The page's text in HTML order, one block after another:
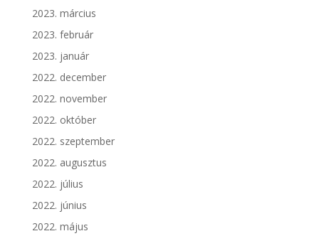
2023. március
2023. február
2023. január
2022. december
2022. november
2022. október
2022. szeptember
2022. augusztus
2022. július
2022. június
2022. május